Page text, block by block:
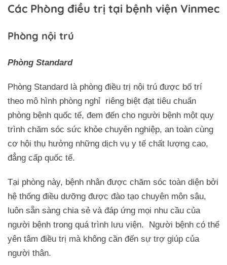
Các Phòng điều trị tại bệnh viện Vinmec
Phòng nội trú
Phòng Standard
Phòng Standard là phòng điều trị nội trú được bố trí
theo mô hình phòng nghỉ riêng biệt đạt tiêu chuẩn
phòng bệnh quốc tế, đem đến cho người bệnh một quy
trình chăm sóc sức khỏe chuyên nghiệp, an toàn cùng
cơ hội thụ hưởng những dịch vụ y tế chất lượng cao,
đẳng cấp quốc tế.
Tại phòng này, bệnh nhân được chăm sóc toàn diện bởi
hệ thống điều dưỡng được đào tạo chuyên môn sâu,
luôn sẵn sàng chia sẻ và đáp ứng mọi nhu cầu của
người bệnh trong quá trình lưu viện. Người bệnh có thể
yên tâm điều trị mà không cần đến sự trợ giúp của
người thân.